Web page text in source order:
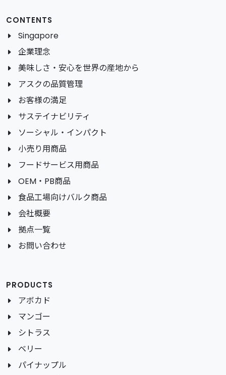
CONTENTS
Singapore
企業理念
美味しさ・安心を世界の産地から
アスクの品質管理
お客様の満足
サステイナビリティ
ソーシャル・インパクト
小売り用商品
フードサービス用商品
OEM・PB商品
食品工場向けバルク商品
会社概要
拠点一覧
お問い合わせ
PRODUCTS
アボカド
マンゴー
シトラス
ベリー
パイナップル